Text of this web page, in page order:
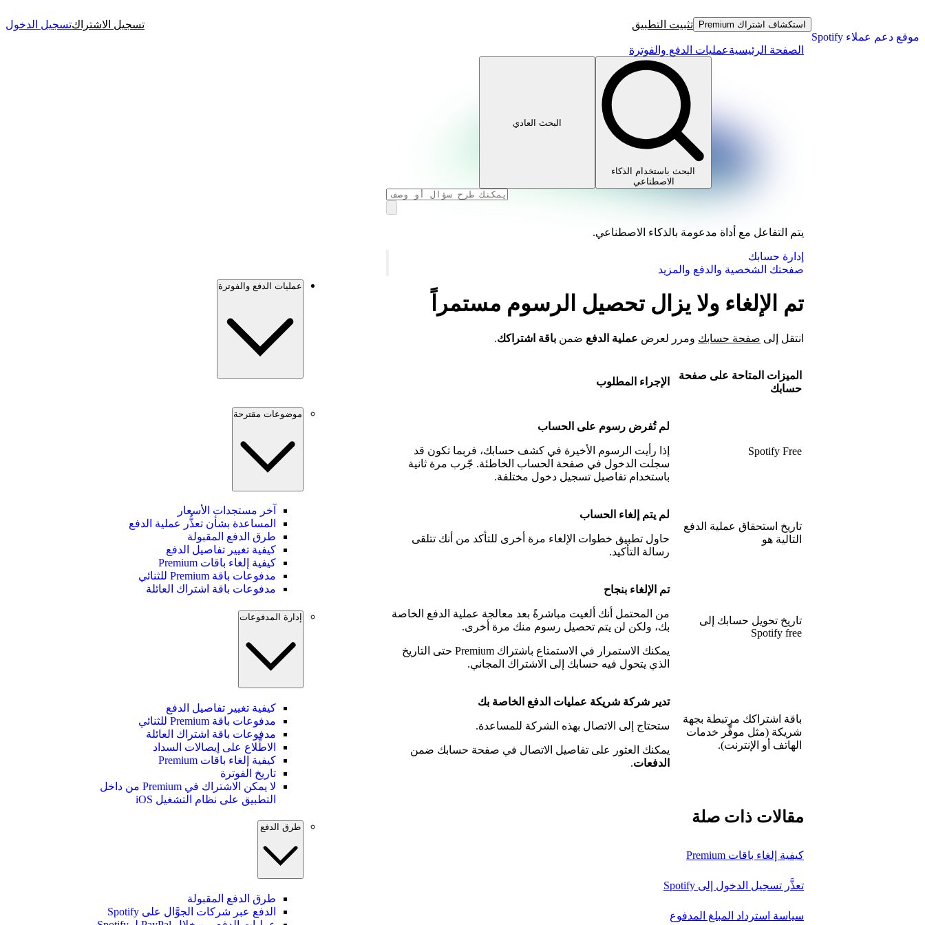
موقع دعم عملاء Spotify
استكشاف اشتراك Premium تثبيت التطبيق تسجيل الاشتراكتسجيل الدخول
الصفحة الرئيسيةعمليات الدفع والفوترة
البحث باستخدام الذكاء
الاصطناعي
البحث العادي
يتم التفاعل مع أداة مدعومة بالذكاء الاصطناعي.
إدارة حسابك
صفحتك الشخصية والدفع والمزيد
تم الإلغاء ولا يزال تحصيل الرسوم مستمراً
انتقل إلى صفحة حسابك ومرر لعرض عملية الدفع ضمن باقة اشتراكك.
الميزات المتاحة على صفحة
حسابك
الإجراء المطلوب
Spotify Free
لم تُفرض رسوم على الحساب
إذا رأيت الرسوم الأخيرة في كشف حسابك، فربما تكون قد
سجلت الدخول في صفحة الحساب الخاطئة. جّرب مرة ثانية
باستخدام تفاصيل تسجيل دخول مختلفة.
تاريخ استحقاق عملية الدفع
التالية هو
لم يتم إلغاء الحساب
حاول تطبيق خطوات الإلغاء مرة أخرى للتأكد من أنك تتلقى
رسالة التأكيد.
تاريخ تحويل حسابك إلى
Spotify free
تم الإلغاء بنجاح
من المحتمل أنك ألغيت مباشرةً بعد معالجة عملية الدفع الخاصة
بك، ولكن لن يتم تحصيل رسوم منك مرة أخرى.
يمكنك الاستمرار في الاستمتاع باشتراك Premium حتى التاريخ
الذي يتحول فيه حسابك إلى الاشتراك المجاني.
باقة اشتراكك مرتبطة بجهة
شريكة (مثل موفِّر خدمات
الهاتف أو الإنترنت).
تدير شركة شريكة عمليات الدفع الخاصة بك
ستحتاج إلى الاتصال بهذه الشركة للمساعدة.
يمكنك العثور على تفاصيل الاتصال في صفحة حسابك ضمن
الدفعات.
مقالات ذات صلة
كيفية إلغاء باقات Premium
تعذَّر تسجيل الدخول إلى Spotify
سياسة استرداد المبلغ المدفوع
عمليات الدفع والفوترة
موضوعات مقترحة
آخر مستجدات الأسعار
المساعدة بشأن تعذُّر عملية الدفع
طرق الدفع المقبولة
كيفية تغيير تفاصيل الدفع
كيفية إلغاء باقات Premium
مدفوعات باقة Premium للثنائي
مدفوعات باقة اشتراك العائلة
إدارة المدفوعات
كيفية تغيير تفاصيل الدفع
مدفوعات باقة Premium للثنائي
مدفوعات باقة اشتراك العائلة
الاطِّلاع على إيصالات السداد
كيفية إلغاء باقات Premium
تاريخ الفوترة
لا يمكن الاشتراك في Premium من داخل
التطبيق على نظام التشغيل iOS
طرق الدفع
طرق الدفع المقبولة
الدفع عبر شركات الجوَّال على Spotify